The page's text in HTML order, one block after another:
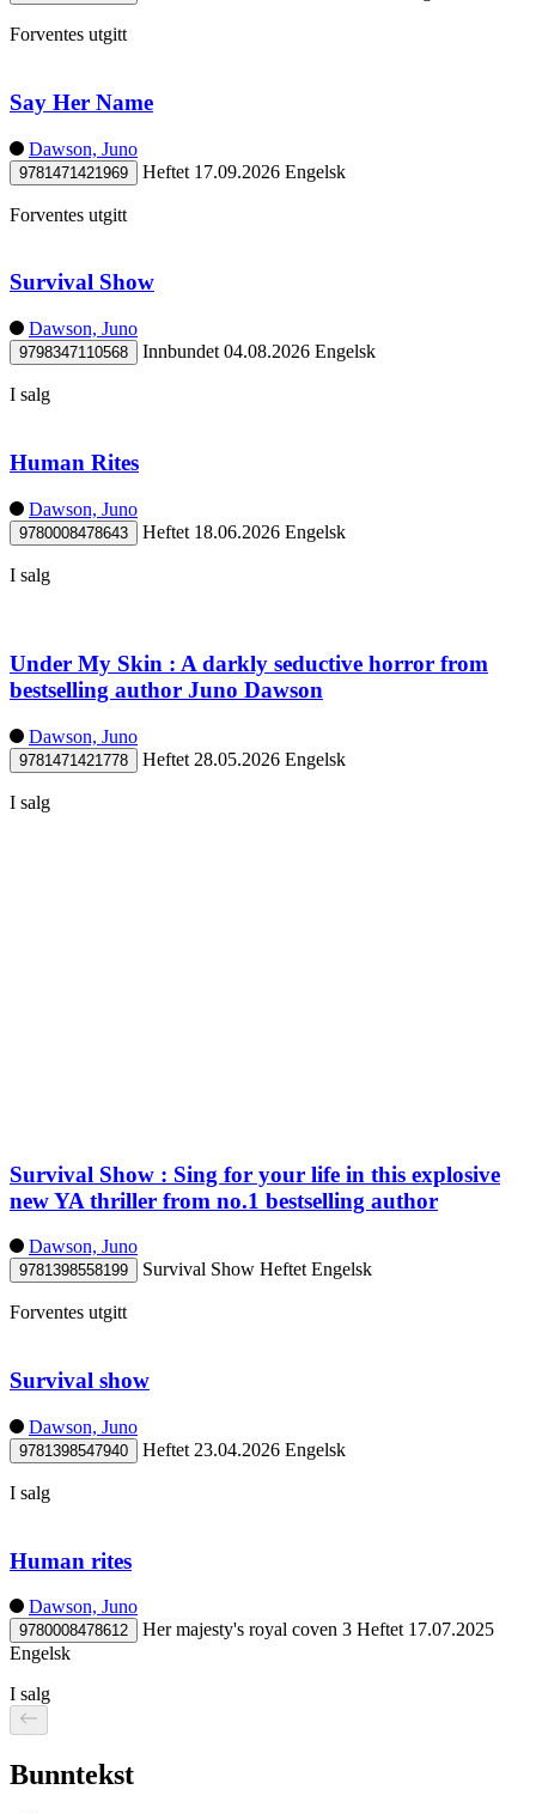
Forventes utgitt
Say Her Name
Dawson, Juno
9781471421969 Heftet 17.09.2026 Engelsk
Forventes utgitt
Survival Show
Dawson, Juno
9798347110568 Innbundet 04.08.2026 Engelsk
I salg
Human Rites
Dawson, Juno
9780008478643 Heftet 18.06.2026 Engelsk
I salg
Under My Skin : A darkly seductive horror from
bestselling author Juno Dawson
Dawson, Juno
9781471421778 Heftet 28.05.2026 Engelsk
I salg
Survival Show : Sing for your life in this explosive
new YA thriller from no.1 bestselling author
Dawson, Juno
9781398558199 Survival Show Heftet Engelsk
Forventes utgitt
Survival show
Dawson, Juno
9781398547940 Heftet 23.04.2026 Engelsk
I salg
Human rites
Dawson, Juno
9780008478612 Her majesty's royal coven 3 Heftet 17.07.2025
Engelsk
I salg
Bunntekst